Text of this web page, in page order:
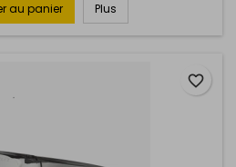
au panier Plus
favorite_border